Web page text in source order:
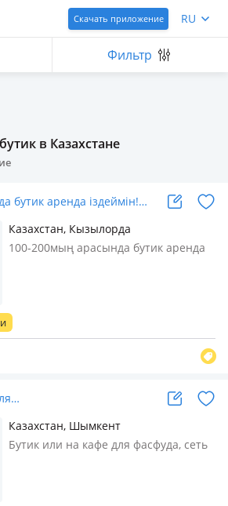
Скачать приложение RU
Фильтр
в Казахстане
бутик аренда іздеймін!…
Казахстан, Кызылорда
100-200мың арасында бутик аренда
Казахстан, Шымкент
Бутик или на кафе для фасфуда, сеть